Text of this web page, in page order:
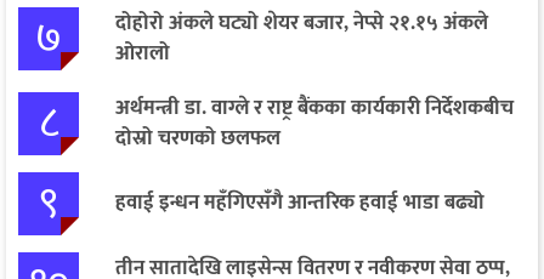
७
दोहोरो अंकले घट्यो शेयर बजार, नेप्से २१.१५ अंकले
ओरालो
८
अर्थमन्त्री डा. वाग्ले र राष्ट्र बैंकका कार्यकारी निर्देशकबीच
दोस्रो चरणको छलफल
९ हवाई इन्धन महँगिएसँगै आन्तरिक हवाई भाडा बढ्यो
तीन सातादेखि लाइसेन्स वितरण र नवीकरण सेवा ठप्प,